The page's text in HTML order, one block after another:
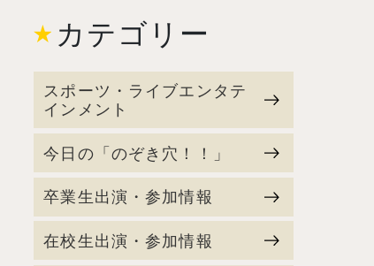
カテゴリー
スポーツ・ライブエンタテ
インメント
今日の「のぞき穴！！」
卒業生出演・参加情報
在校生出演・参加情報